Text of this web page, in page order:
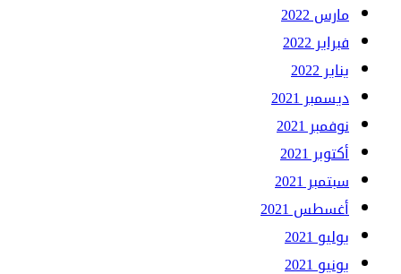
مارس 2022
فبراير 2022
يناير 2022
ديسمبر 2021
نوفمبر 2021
أكتوبر 2021
سبتمبر 2021
أغسطس 2021
يوليو 2021
يونيو 2021